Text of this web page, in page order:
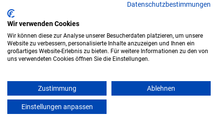
IT/Computer - Ausbildungsplätze
Datenschutzbestimmungen
Wir verwenden Cookies
Wir können diese zur Analyse unserer Besucherdaten platzieren, um unsere
Website zu verbessern, personalisierte Inhalte anzuzeigen und Ihnen ein
großartiges Website-Erlebnis zu bieten. Für weitere Informationen zu den von
uns verwendeten Cookies öffnen Sie die Einstellungen.
Zustimmung Ablehnen
Einstellungen anpassen